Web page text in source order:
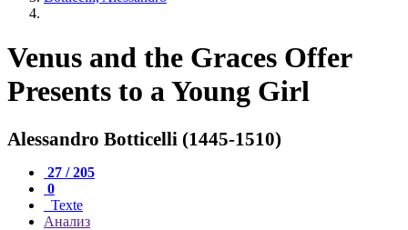
Venus and the Graces Offer
Presents to a Young Girl
Alessandro Botticelli (1445-1510)
27 / 205
0
Texte
Анализ